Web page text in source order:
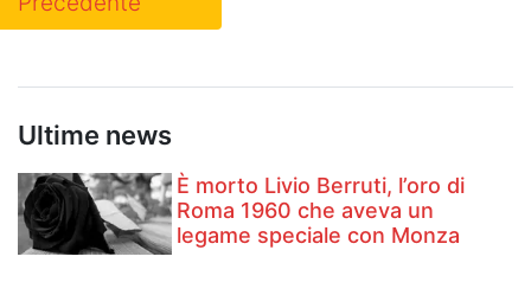
Ultime news
È morto Livio Berruti, l’oro di
Roma 1960 che aveva un
legame speciale con Monza